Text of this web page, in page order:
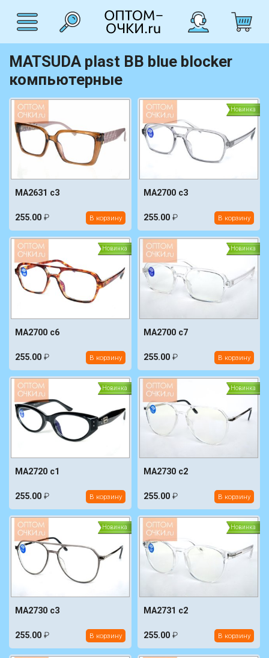
MATSUDA plast BB blue blocker
компьютерные
MA2631 c3
255.00 ₽ В корзину
Новинка
MA2700 c3
255.00 ₽ В корзину
Новинка
MA2700 c6
255.00 ₽ В корзину
Новинка
MA2700 c7
255.00 ₽ В корзину
Новинка
MA2720 c1
255.00 ₽ В корзину
Новинка
MA2730 c2
255.00 ₽ В корзину
Новинка
MA2730 c3
255.00 ₽ В корзину
Новинка
MA2731 c2
255.00 ₽ В корзину